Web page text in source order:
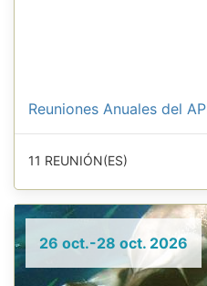
Reuniones Anuales del
11 REUNIÓN(ES)
26 oct.-28 oct. 2026